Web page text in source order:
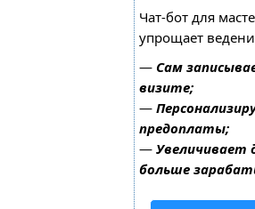
Чат-бот для
упрощает
— Сам
визите;
—
предоплаты;
— Увеличивает
больше